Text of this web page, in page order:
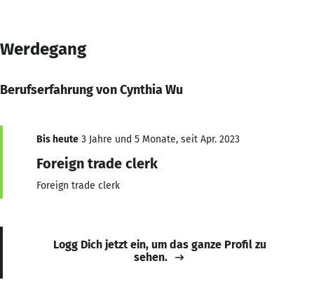
Werdegang
Berufserfahrung von Cynthia Wu
Bis heute 3 Jahre und 5 Monate, seit Apr. 2023
Foreign trade clerk
Foreign trade clerk
Logg Dich jetzt ein, um das ganze Profil zu
sehen.